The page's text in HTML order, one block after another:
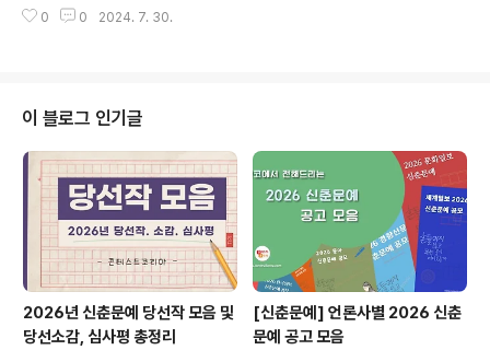
문별 세부장소 추후 공지..
서교부 및 접수기간 - 2024년 07월 29일(월) ~ 8월 21
반부 12만원예금주 - 우리은행 1005-193-393939 삼
육대학교 음악학과 (필히 참가학생의 이름으로 송금 요망)
참가인원 - 선착순 마감 (결제 완료자 기준)접수방법1. 인
터넷 접수 : 신청 양식을 다운 받은 후 학과 메일로 접수2. ..
0 0 2024. 7. 30.
이 블로그 인기글
2026년 신춘문예 당선작 모음 및
당선소감, 심사평 총정리
[신춘문예] 언론사별 2026 신춘
문예 공고 모음